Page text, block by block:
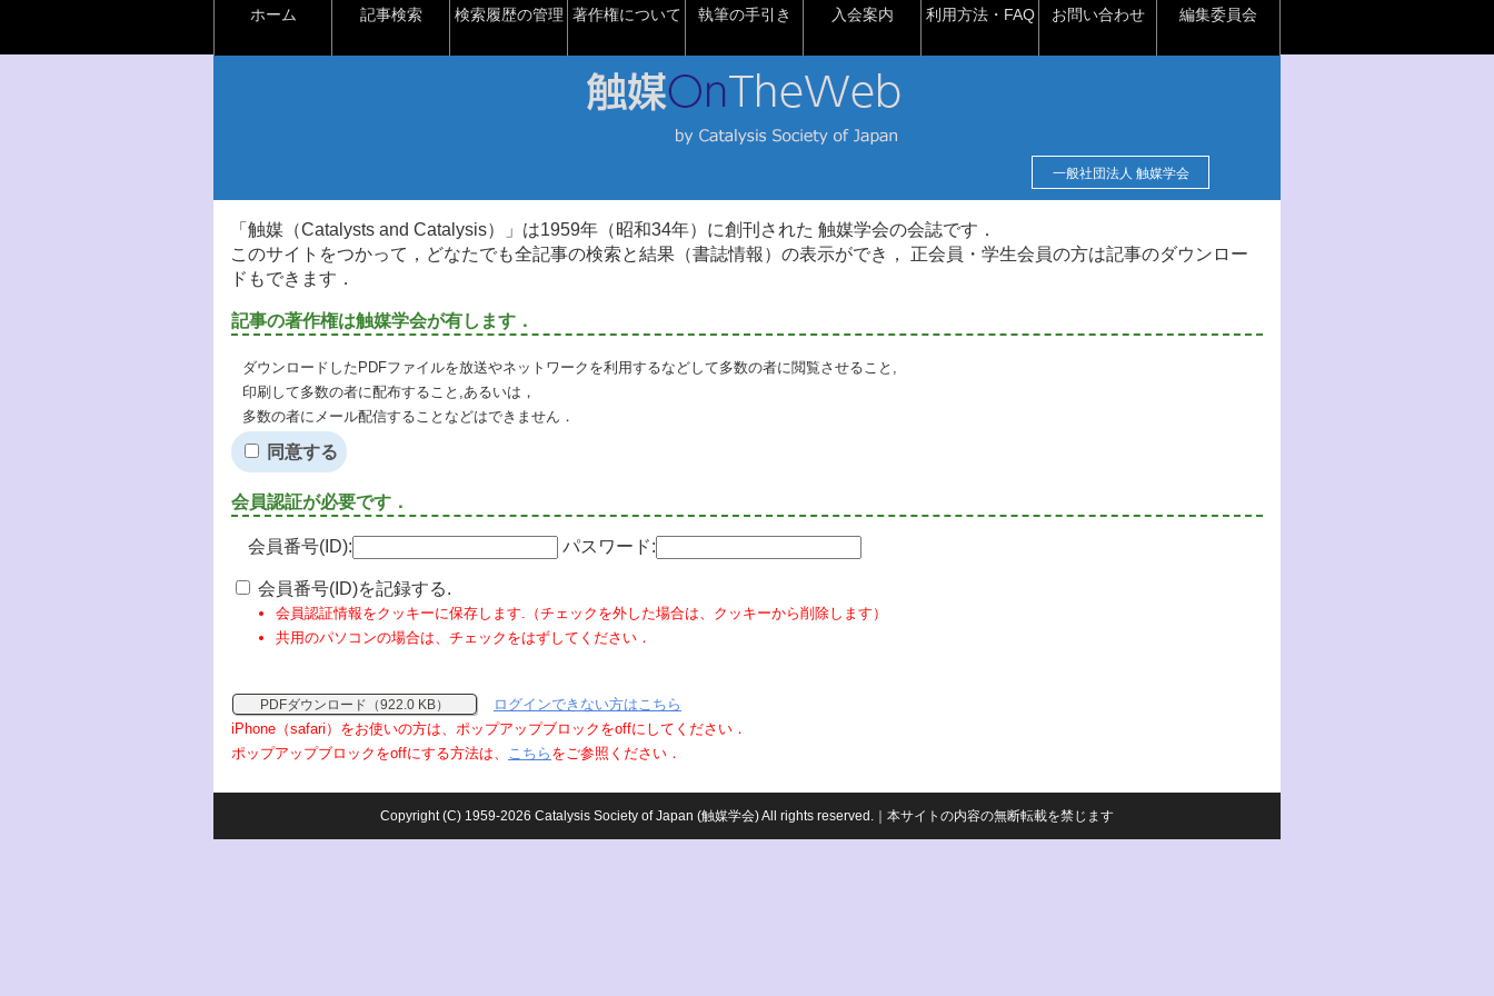
ホーム 記事検索 検索履歴の管理 著作権について 執筆の手引き 入会案内 利用方法・FAQ お問い合わせ 編集委員会
一般社団法人 触媒学会
「触媒（Catalysts and Catalysis）」は1959年（昭和34年）に創刊された 触媒学会の会誌です．
このサイトをつかって，どなたでも全記事の検索と結果（書誌情報）の表示ができ， 正会員・学生会員の方は記事のダウンロー
ドもできます．
記事の著作権は触媒学会が有します．
ダウンロードしたPDFファイルを放送やネットワークを利用するなどして多数の者に閲覧させること,
印刷して多数の者に配布すること,あるいは，
多数の者にメール配信することなどはできません．
同意する
会員認証が必要です．
会員番号(ID): パスワード:
会員番号(ID)を記録する.
会員認証情報をクッキーに保存します.（チェックを外した場合は、クッキーから削除します）
共用のパソコンの場合は、チェックをはずしてください．
PDFダウンロード（922.0 KB）
ログインできない方はこちら
iPhone（safari）をお使いの方は、ポップアップブロックをoffにしてください．
ポップアップブロックをoffにする方法は、 こちら をご参照ください．
Copyright (C) 1959-2026 Catalysis Society of Japan (触媒学会) All rights reserved.｜本サイトの内容の無断転載を禁じます